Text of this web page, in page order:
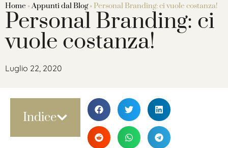
Home »Appunti dal Blog» Personal Branding: ci vuole costanza!
Personal Branding: ci
vuole costanza!
Luglio 22, 2020
Indice